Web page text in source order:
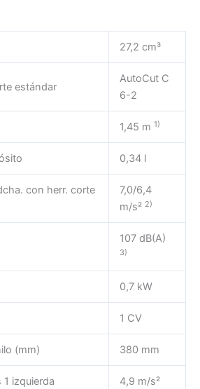
27,2 cm³
estándar
AutoCut C
6-2
1,45 m 1)
0,34 l
con herr. corte
7,0/6,4
m/s² 2)
107 dB(A)
3)
0,7 kW
1 CV
(mm) 380 mm
izquierda 4,9 m/s²